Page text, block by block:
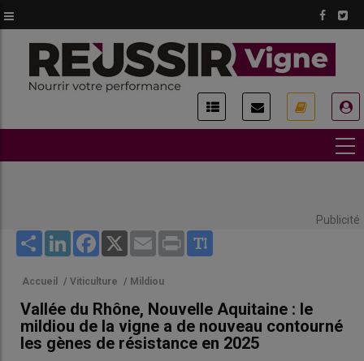
au
contenu
principal
Publicité
Share LinkedInFacebook
X Email Print
Accueil / Viticulture / Mildiou
Vallée du Rhône, Nouvelle Aquitaine : le
mildiou de la vigne a de nouveau contourné
les gènes de résistance en 2025